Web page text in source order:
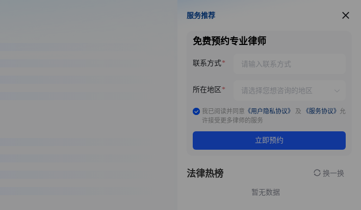
服务推荐
服务推荐
免费预约专业律师
联系方式
所在地区
我已阅读并同意 《用户隐私协议》 及 《服务协议》 允
许接受更多律师的服务
立即预约
法律热榜 换一换
暂无数据